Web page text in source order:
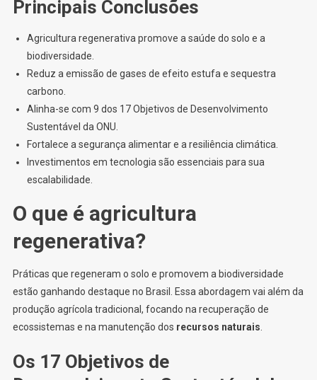
Principais Conclusões
Agricultura regenerativa promove a saúde do solo e a
biodiversidade.
Reduz a emissão de gases de efeito estufa e sequestra
carbono.
Alinha-se com 9 dos 17 Objetivos de Desenvolvimento
Sustentável da ONU.
Fortalece a segurança alimentar e a resiliência climática.
Investimentos em tecnologia são essenciais para sua
escalabilidade.
O que é agricultura
regenerativa?
Práticas que regeneram o solo e promovem a biodiversidade
estão ganhando destaque no Brasil. Essa abordagem vai além da
produção agrícola tradicional, focando na recuperação de
ecossistemas e na manutenção dos recursos naturais
Os 17 Objetivos de